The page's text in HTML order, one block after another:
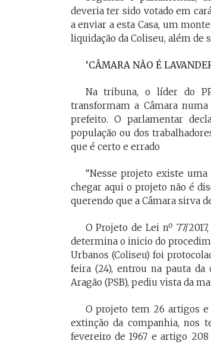
deveria ter sido votado em
a enviar a esta Casa, um
liquidação da Coliseu, além de
‘CÂMARA NÃO É
Na tribuna, o líder do
transformam a Câmara
prefeito. O parlamentar
população ou dos
que é certo e errado
“Nesse projeto existe
chegar aqui o projeto não é
querendo que a Câmara sirva
O Projeto de Lei nº 77/
determina o inicio do
Urbanos (Coliseu) foi
feira (24), entrou na pauta
Aragão (PSB), pediu vista da
O projeto tem 26 artigos
extinção da companhia, nos
fevereiro de 1967 e artigo